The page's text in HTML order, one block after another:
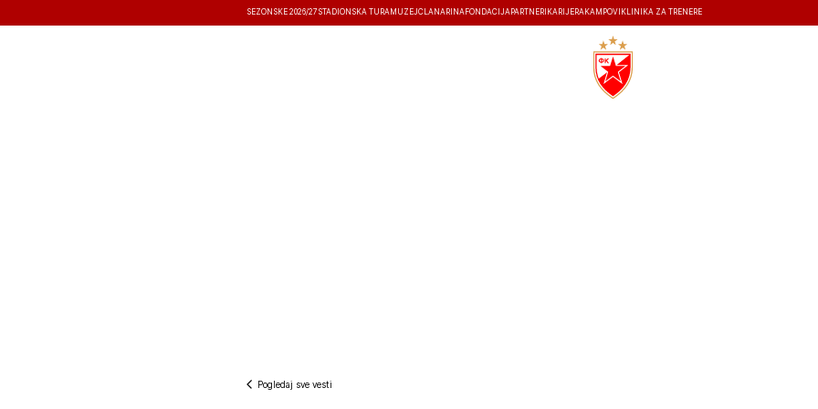
SEZONSKE 2026/27 STADIONSKA TURA MUZEJČLANARINA FONDACIJA PARTNERI KARIJERA KAMPOVI KLINIKA ZA TRENERE
Pogledaj sve vesti